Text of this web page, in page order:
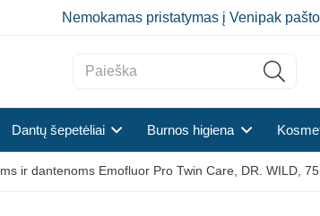
Nemokamas pristatymas į Venipak
Dantų šepetėliai Burnos higiena
ir dantenoms Emofluor Pro Twin Care, DR. WILD,